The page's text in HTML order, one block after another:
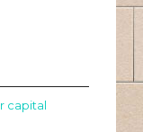
capital